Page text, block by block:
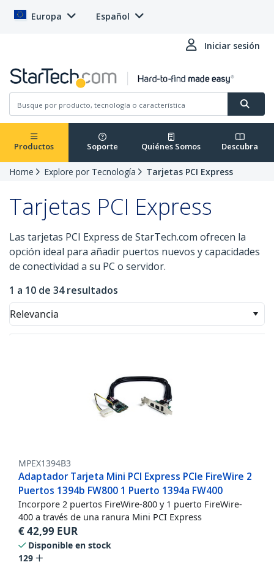
Europa Español
Iniciar sesión
Productos Soporte Quiénes Somos Descubra
Home Explore por Tecnología Tarjetas PCI Express
Tarjetas PCI Express
Las tarjetas PCI Express de StarTech.com ofrecen la
opción ideal para añadir puertos nuevos y capacidades
de conectividad a su PC o servidor.
1 a 10 de 34 resultados
Relevancia
MPEX1394B3
Adaptador Tarjeta Mini PCI Express PCIe FireWire 2
Puertos 1394b FW800 1 Puerto 1394a FW400
Incorpore 2 puertos FireWire-800 y 1 puerto FireWire-
400 a través de una ranura Mini PCI Express
€42,99 EUR
Disponible en stock
129